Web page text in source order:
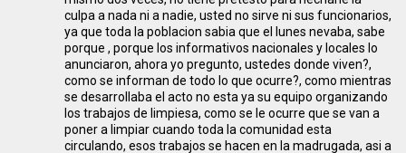
culpa a nada ni a nadie, usted no sirve ni sus funcionarios,
ya que toda la poblacion sabia que el lunes nevaba, sabe
porque , porque los informativos nacionales y locales lo
anunciaron, ahora yo pregunto, ustedes donde viven?,
como se informan de todo lo que ocurre?, como mientras
se desarrollaba el acto no esta ya su equipo organizando
los trabajos de limpiesa, como se le ocurre que se van a
poner a limpiar cuando toda la comunidad esta
circulando, esos trabajos se hacen en la madrugada, asi a